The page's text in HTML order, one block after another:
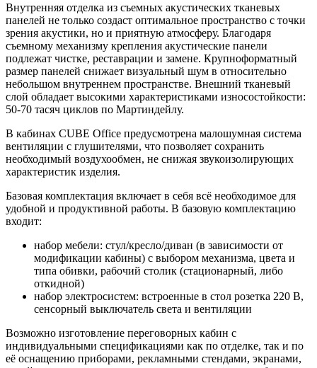
Внутренняя отделка из съемных акустических тканевых
панелей не только создаст оптимальное пространство с точки
зрения акустики, но и приятную атмосферу. Благодаря
съемному механизму крепления акустические панели
подлежат чистке, реставрации и замене. Крупноформатный
размер панелей снижает визуальный шум в относительно
небольшом внутреннем пространстве. Внешний тканевый
слой обладает высокими характеристиками износостойкости:
50-70 тасяч циклов по Мартиндейлу.
В кабинах CUBE Office предусмотрена малошумная система
вентиляции с глушителями, что позволяет сохранить
необходимый воздухообмен, не снижая звукоизолирующих
характеристик изделия.
Базовая комплектация включает в себя всё необходимое для
удобной и продуктивной работы. В базовую комплектацию
входит:
набор мебели: стул/кресло/диван (в зависимости от
модификации кабины) с выбором механизма, цвета и
типа обивки, рабочий столик (стационарный, либо
откидной)
набор электросистем: встроенные в стол розетка 220 В,
сенсорный выключатель света и вентиляции
Возможно изготовление переговорных кабин с
индивидуальными спецификациями как по отделке, так и по
её оснащению приборами, рекламными стендами, экранами,